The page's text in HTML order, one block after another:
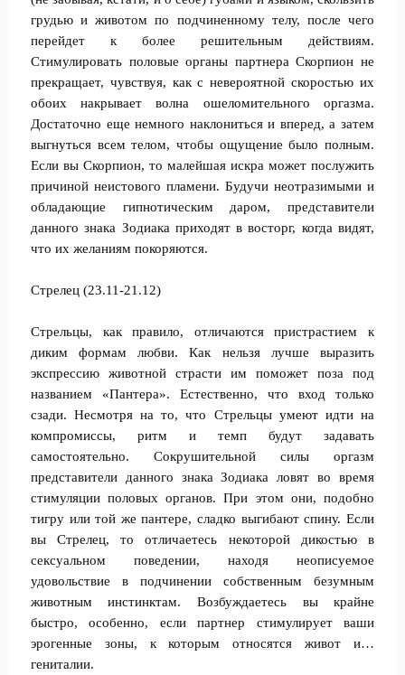
грудью и животом по подчиненному телу, после чего
перейдет к более решительным действиям.
Стимулировать половые органы партнера Скорпион не
прекращает, чувствуя, как с невероятной скоростью их
обоих накрывает волна ошеломительного оргазма.
Достаточно еще немного наклониться и вперед, а затем
выгнуться всем телом, чтобы ощущение было полным.
Если вы Скорпион, то малейшая искра может послужить
причиной неистового пламени. Будучи неотразимыми и
обладающие гипнотическим даром, представители
данного знака Зодиака приходят в восторг, когда видят,
что их желаниям покоряются.
Стрелец (23.11-21.12)
Стрельцы, как правило, отличаются пристрастием к
диким формам любви. Как нельзя лучше выразить
экспрессию животной страсти им поможет поза под
названием «Пантера». Естественно, что вход только
сзади. Несмотря на то, что Стрельцы умеют идти на
компромиссы, ритм и темп будут задавать
самостоятельно. Сокрушительной силы оргазм
представители данного знака Зодиака ловят во время
стимуляции половых органов. При этом они, подобно
тигру или той же пантере, сладко выгибают спину. Если
вы Стрелец, то отличаетесь некоторой дикостью в
сексуальном поведении, находя неописуемое
удовольствие в подчинении собственным безумным
животным инстинктам. Возбуждаетесь вы крайне
быстро, особенно, если партнер стимулирует ваши
эрогенные зоны, к которым относятся живот и…
гениталии.